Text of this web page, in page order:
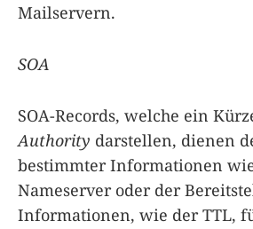
Mailservern.
SOA
SOA-Records, welche ein
Authority darstellen, dienen
bestimmter Informationen
Nameserver oder der
Informationen, wie der TTL,